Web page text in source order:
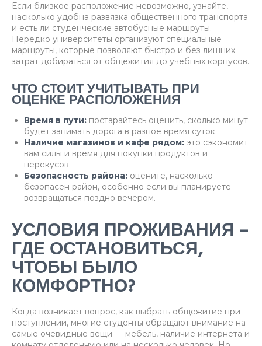
Если близкое расположение невозможно, узнайте,
насколько удобна развязка общественного транспорта
и есть ли студенческие автобусные маршруты.
Нередко университеты организуют специальные
маршруты, которые позволяют быстро и без лишних
затрат добираться от общежития до учебных корпусов.
ЧТО СТОИТ УЧИТЫВАТЬ ПРИ
ОЦЕНКЕ РАСПОЛОЖЕНИЯ
Время в пути: постарайтесь оценить, сколько минут
будет занимать дорога в разное время суток.
Наличие магазинов и кафе рядом: это сэкономит
вам силы и время для покупки продуктов и
перекусов.
Безопасность района: оцените, насколько
безопасен район, особенно если вы планируете
возвращаться поздно вечером.
УСЛОВИЯ ПРОЖИВАНИЯ –
ГДЕ ОСТАНОВИТЬСЯ,
ЧТОБЫ БЫЛО
КОМФОРТНО?
Когда возникает вопрос, как выбрать общежитие при
поступлении, многие студенты обращают внимание на
самые очевидные вещи — мебель, наличие интернета и